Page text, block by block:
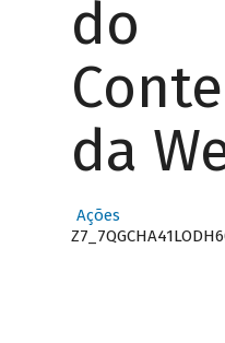
do
da
Ações